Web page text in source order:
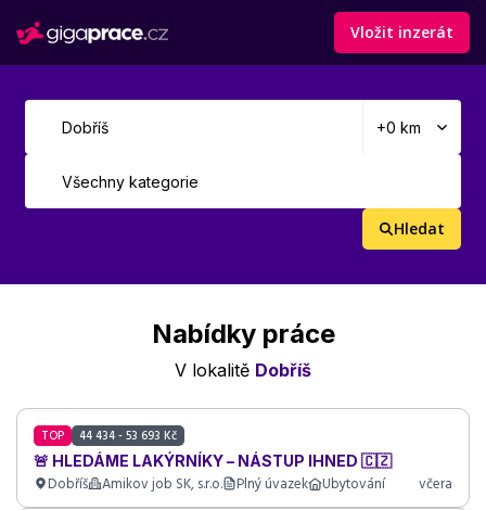
Vložit inzerát
Hledat
Nabídky práce
V lokalitě Dobříš
TOP 44 434 - 53 693 Kč
🚨 HLEDÁME LAKÝRNÍKY – NÁSTUP IHNED 🇨🇿
Dobříš Amikov job SK, s.r.o. Plný úvazek Ubytování včera